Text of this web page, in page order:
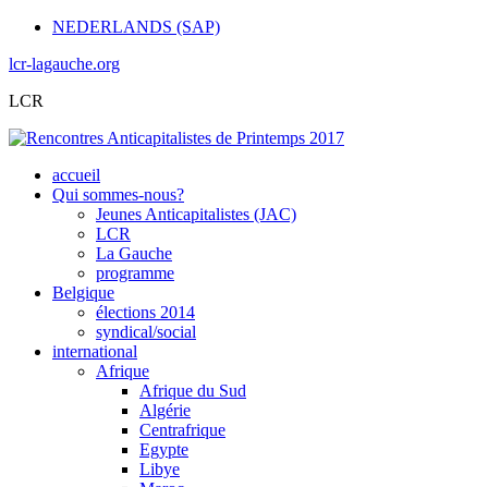
NEDERLANDS (SAP)
lcr-lagauche.org
LCR
accueil
Qui sommes-nous?
Jeunes Anticapitalistes (JAC)
LCR
La Gauche
programme
Belgique
élections 2014
syndical/social
international
Afrique
Afrique du Sud
Algérie
Centrafrique
Egypte
Libye